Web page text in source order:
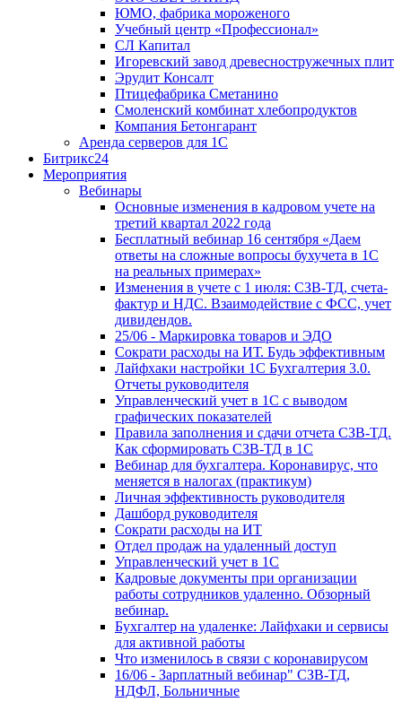
ЮМО, фабрика мороженого
Учебный центр «Профессионал»
СЛ Капитал
Игоревский завод древесностружечных плит
Эрудит Консалт
Птицефабрика Сметанино
Смоленский комбинат хлебопродуктов
Компания Бетонгарант
Аренда серверов для 1С
Битрикс24
Мероприятия
Вебинары
Основные изменения в кадровом учете на
третий квартал 2022 года
Бесплатный вебинар 16 сентября «Даем
ответы на сложные вопросы бухучета в 1С
на реальных примерах»
Изменения в учете с 1 июля: СЗВ-ТД, счета-
фактур и НДС. Взаимодействие с ФСС, учет
дивидендов.
25/06 - Маркировка товаров и ЭДО
Сократи расходы на ИТ. Будь эффективным
Лайфхаки настройки 1С Бухгалтерия 3.0.
Отчеты руководителя
Управленческий учет в 1С с выводом
графических показателей
Правила заполнения и сдачи отчета СЗВ-ТД.
Как сформировать СЗВ-ТД в 1С
Вебинар для бухгалтера. Коронавирус, что
меняется в налогах (практикум)
Личная эффективность руководителя
Дашборд руководителя
Сократи расходы на ИТ
Отдел продаж на удаленный доступ
Управленческий учет в 1С
Кадровые документы при организации
работы сотрудников удаленно. Обзорный
вебинар.
Бухгалтер на удаленке: Лайфхаки и сервисы
для активной работы
Что изменилось в связи с коронавирусом
16/06 - Зарплатный вебинар" СЗВ-ТД,
НДФЛ, Больничные